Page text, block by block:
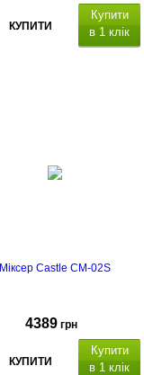
КУПИТИ
Купити
в 1 клік
Міксер Castle CM-02S
4389 грн
КУПИТИ
Купити
в 1 клік